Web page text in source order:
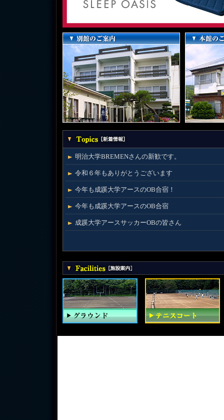
明治大学BREMENさんの新歓です。
令和６年もありがとうございます
今年も成蹊大学アースのOB合宿！
今年も成蹊大学アースのOB合宿
成蹊大学アースサッカーOBの皆さん